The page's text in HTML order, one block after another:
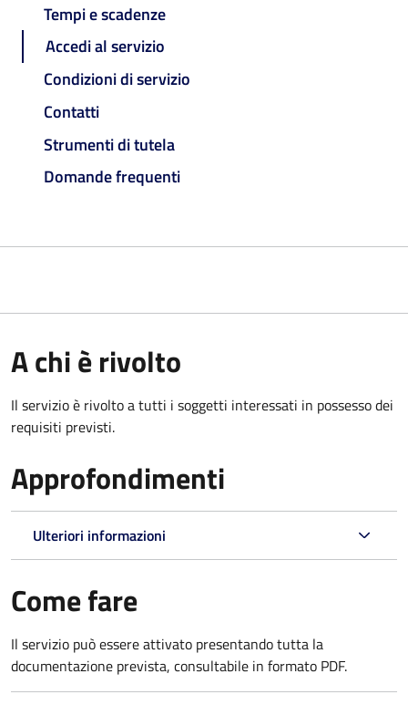
Tempi e scadenze
Accedi al servizio
Condizioni di servizio
Contatti
Strumenti di tutela
Domande frequenti
A chi è rivolto
Il servizio è rivolto a tutti i soggetti interessati in possesso dei
requisiti previsti.
Approfondimenti
Ulteriori informazioni
Come fare
Il servizio può essere attivato presentando tutta la
documentazione prevista, consultabile in formato PDF.